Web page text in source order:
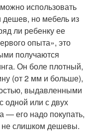
использовать
но мебель из
ли ребенку ее
опыта», это
получаются
Он боле плотный,
(от 2 мм и больше),
выдавленными
одной или с двух
— его надо покупать,
не слишком дешевы.